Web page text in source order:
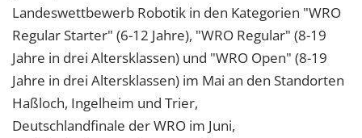
Landeswettbewerb Robotik in den Kategorien "WRO
Regular Starter" (6-12 Jahre), "WRO Regular" (8-19
Jahre in drei Altersklassen) und "WRO Open" (8-19
Jahre in drei Altersklassen) im Mai an den Standorten
Haßloch, Ingelheim und Trier,
Deutschlandfinale der WRO im Juni,